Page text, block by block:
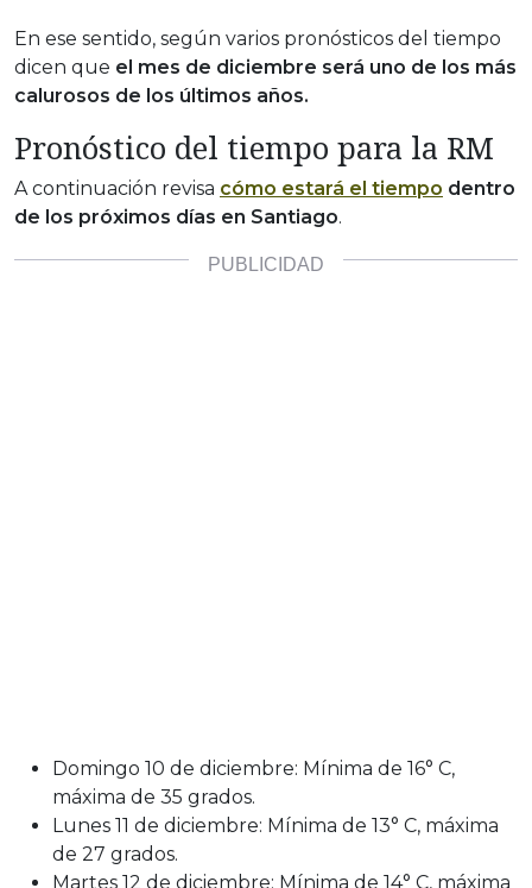
En ese sentido, según varios pronósticos del tiempo
dicen que el mes de diciembre será uno de los más
calurosos de los últimos años.
Pronóstico del tiempo para la RM
A continuación revisa cómo estará el tiempo dentro
de los próximos días en Santiago.
Domingo 10 de diciembre: Mínima de 16° C,
máxima de 35 grados.
Lunes 11 de diciembre: Mínima de 13° C, máxima
de 27 grados.
Martes 12 de diciembre: Mínima de 14° C, máxima